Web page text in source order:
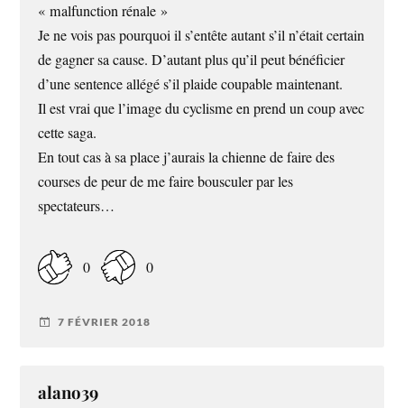
« malfunction rénale »
Je ne vois pas pourquoi il s’entête autant s’il n’était certain
de gagner sa cause. D’autant plus qu’il peut bénéficier
d’une sentence allégé s’il plaide coupable maintenant.
Il est vrai que l’image du cyclisme en prend un coup avec
cette saga.
En tout cas à sa place j’aurais la chienne de faire des
courses de peur de me faire bousculer par les
spectateurs…
0 0
7 FÉVRIER 2018
alano39